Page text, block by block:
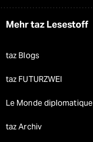
Mehr taz Lesestoff
taz Blogs
taz FUTURZWEI
Le Monde diplomatique
taz Archiv